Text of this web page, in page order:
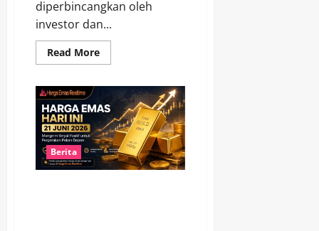
diperbincangkan oleh
investor dan...
Read MoreRead
more
Pekan
Baru,
Harga
Emas
21
Juni
2026
Tetap
Jadi
Berita